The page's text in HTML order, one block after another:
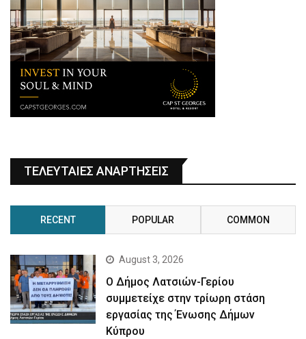
ΤΕΛΕΥΤΑΙΕΣ ΑΝΑΡΤΗΣΕΙΣ
RECENT POPULAR COMMON
August 3, 2026
Ο Δήμος Λατσιών-Γερίου
συμμετείχε στην τρίωρη στάση
εργασίας της Ένωσης Δήμων
Κύπρου